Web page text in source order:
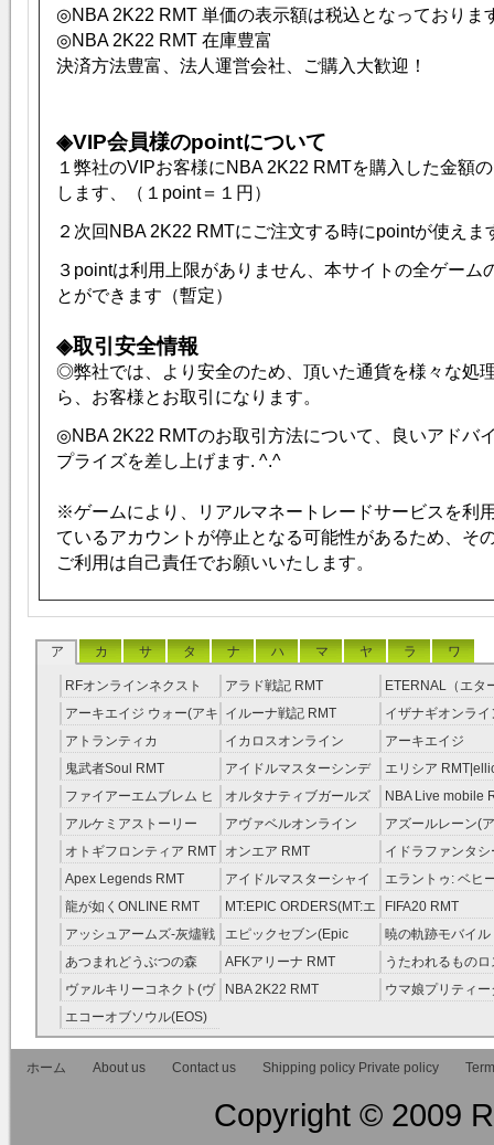
◎NBA 2K22 RMT 単価の表示額は税込となっておりま
◎NBA 2K22 RMT 在庫豊富
決済方法豊富、法人運営会社、ご購入大歓迎！
◈VIP会員様のpointについて
１弊社のVIPお客様にNBA 2K22 RMTを購入した金額
します、（１point＝１円）
２次回NBA 2K22 RMTにご注文する時にpointが使えま
３pointは利用上限がありません、本サイトの全ゲーム
とができます（暫定）
◈取引安全情報
◎弊社では、より安全のため、頂いた通貨を様々な処
ら、お客様とお取引になります。
◎NBA 2K22 RMTのお取引方法について、良いアドバ
プライズを差し上げます. ^.^
※ゲームにより、リアルマネートレードサービスを利
ているアカウントが停止となる可能性があるため、そ
ご利用は自己責任でお願いいたします。
ア カ サ タ ナ ハ マ ヤ ラ ワ
RFオンラインネクスト
RMT
アラド戦記 RMT
ETERNAL（エタ
RMT
アーキエイジ ウォー(アキ
ウオ) RMT
イルーナ戦記 RMT
イザナギオンライ
アトランティカ
RMT|Atlantica RMT
イカロスオンライン
RMT（予約制）
アーキエイジ
RMT|ArcheAge
約制）
鬼武者Soul RMT
アイドルマスターシンデ
レラガールズ(モバマス)
RMT
エリシア
RMT
ファイアーエムブレム ヒ
ーローズ(FEヒーローズ)
RMT
オルタナティブガールズ
RMT
NBA Live mobile
アルケミアストーリー
（アルスト） RMT
アヴァベルオンライン
RMT
アズールレーン(
RMT
オトギフロンティア RMT オンエア RMT
イドラファンタシ
ーサーガ RMT
Apex Legends RMT
アイドルマスターシャイ
ニーカラーズ(シャニマス)
RMT
エラントゥ: ベヒ
ピリット RMT
龍が如くONLINE RMT
MT:EPIC ORDERS(MT:エ
ピック・オーダーズ)
RMT
FIFA20 RMT
アッシュアームズ‐灰燼戦
線 RMT
エピックセブン(Epic
Seven) RMT
暁の軌跡モバイル
伝説 ） RMT
あつまれどうぶつの森
RMT
AFKアリーナ RMT
うたわれるもの
ラグ(ロスフラ)
ヴァルキリーコネクト(ヴ
ァルコネ) RMT
NBA 2K22 RMT
ウマ娘プリティー
エコーオブソウル(EOS)
RMT
ホーム
About us Contact us Shipping policy Private policy
Copyright © 2009